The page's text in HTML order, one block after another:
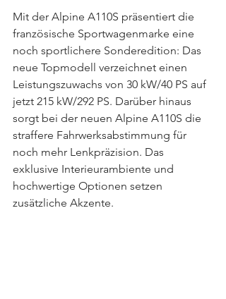
Mit der Alpine A110S präsentiert die
französische Sportwagenmarke eine
noch sportlichere Sonderedition: Das
neue Topmodell verzeichnet einen
Leistungszuwachs von 30 kW/40 PS auf
jetzt 215 kW/292 PS. Darüber hinaus
sorgt bei der neuen Alpine A110S die
straffere Fahrwerksabstimmung für
noch mehr Lenkpräzision. Das
exklusive Interieurambiente und
hochwertige Optionen setzen
zusätzliche Akzente.